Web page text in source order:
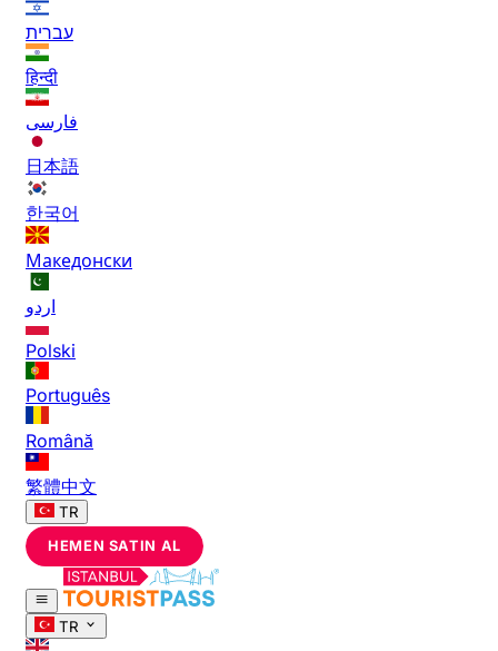
עברית
हिन्दी
فارسی
日本語
한국어
Македонски
اردو
Polski
Português
Română
繁體中文
TR
HEMEN SATIN AL
TR